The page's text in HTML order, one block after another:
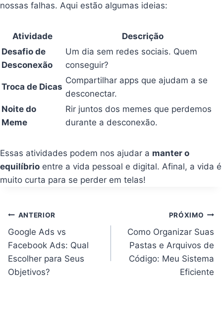
nossas falhas. Aqui estão algumas ideias:
Atividade
Descrição
Desafio de
Desconexão
Um dia sem redes sociais. Quem
conseguir?
Troca de Dicas
Compartilhar apps que ajudam a se
desconectar.
Noite do
Meme
Rir juntos dos memes que perdemos
durante a desconexão.
Essas atividades podem nos ajudar a manter o
equilíbrio entre a vida pessoal e digital. Afinal, a vida é
muito curta para se perder em telas!
Navegação
Post
ANTERIOR
Google Ads vs
Facebook Ads: Qual
Escolher para Seus
Objetivos?
PRÓXIMO
Como Organizar Suas
Pastas e Arquivos de
Código: Meu Sistema
Eficiente